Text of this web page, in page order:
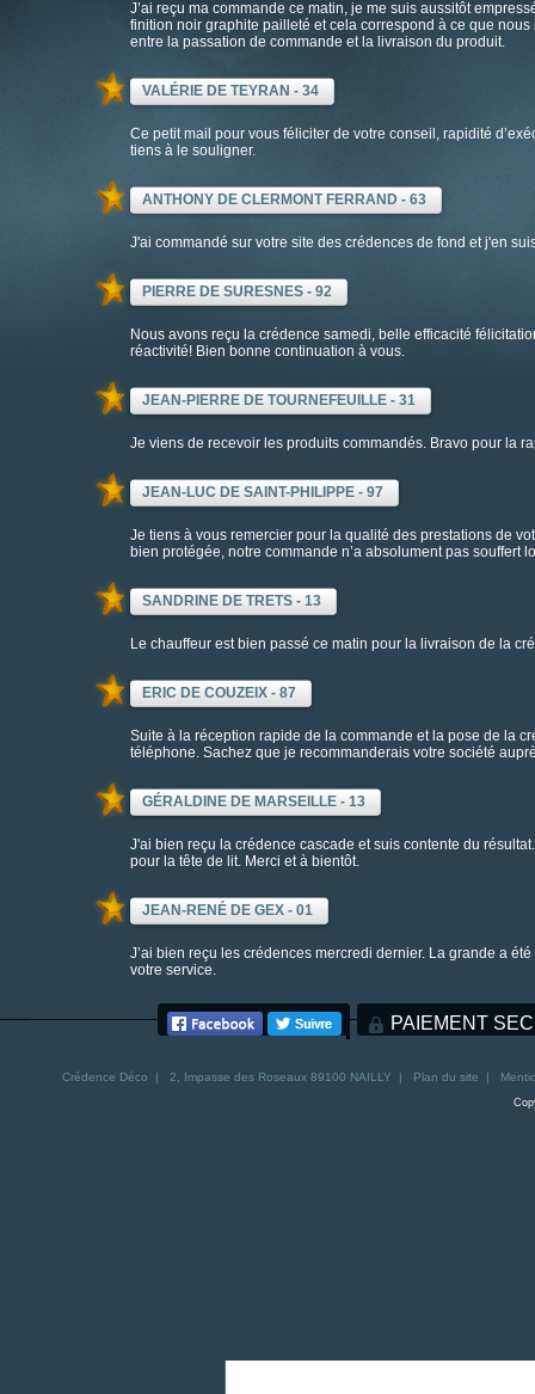
J’ai reçu ma commande ce matin, je me suis aussitôt
finition noir graphite pailleté et cela correspond à ce que
entre la passation de commande et la livraison du produit.
VALÉRIE DE TEYRAN - 34
Ce petit mail pour vous féliciter de votre conseil, rapidité
tiens à le souligner.
ANTHONY DE CLERMONT FERRAND - 63
J'ai commandé sur votre site des crédences de fond et j'en
PIERRE DE SURESNES - 92
Nous avons reçu la crédence samedi, belle efficacité
réactivité! Bien bonne continuation à vous.
JEAN-PIERRE DE TOURNEFEUILLE - 31
Je viens de recevoir les produits commandés. Bravo pour la
JEAN-LUC DE SAINT-PHILIPPE - 97
Je tiens à vous remercier pour la qualité des prestations de
bien protégée, notre commande n’a absolument pas souffert
SANDRINE DE TRETS - 13
Le chauffeur est bien passé ce matin pour la livraison de la
ERIC DE COUZEIX - 87
Suite à la réception rapide de la commande et la pose de la
téléphone. Sachez que je recommanderais votre société
GÉRALDINE DE MARSEILLE - 13
J'ai bien reçu la crédence cascade et suis contente du
pour la tête de lit. Merci et à bientôt.
JEAN-RENÉ DE GEX - 01
J’ai bien reçu les crédences mercredi dernier. La grande a
votre service.
PAIEMENT
Crédence Déco | 2, Impasse des Roseaux 89100 NAILLY | Plan du site |